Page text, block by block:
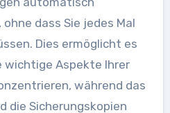
dass Sie jedes Mal
Dies ermöglicht es
wichtige Aspekte Ihrer
während das
die Sicherungskopien